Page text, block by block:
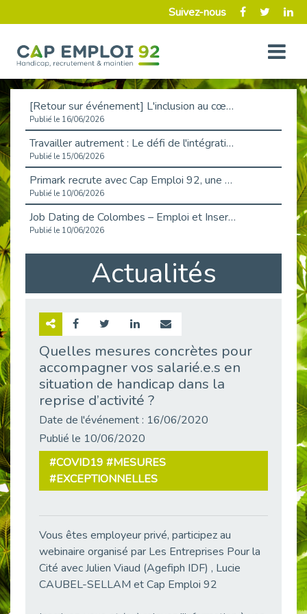
Suivez-nous
[Retour sur événement] L'inclusion au cœur de la Place de l'Emploi à La Défense !
Publié le 16/06/2026
Travailler autrement : Le défi de l'intégration des maladies chroniques en entreprise
Publié le 15/06/2026
Primark recrute avec Cap Emploi 92, une matinée couronnée de succès !
Publié le 10/06/2026
Job Dating de Colombes – Emploi et Insertion
Publié le 10/06/2026
Aborder l'entretien et la situation de handicap en toute confiance
Publié le 09/06/2026
Retour sur l’atelier « Optimiser sa recherche d’emploi »
Emploi & Handicap : Hachette Livre et Cap emploi 92 renforcent leur collaboration
Publié le 02/06/2026
Publié le 30/05/2026
Publié le 22/05/2026
Publié le 21/05/2026
L’alternance : un levier stratégique pour recruter et inclure durablement
Fibromyalgie : Quand la douleur invisible s’invite au bureau
Publié le 12/05/2026
Actualités
Quelles mesures concrètes pour
accompagner vos salarié.e.s en
situation de handicap dans la
reprise d’activité ?
Date de l'événement : 16/06/2020
Publié le 10/06/2020
#COVID19 #MESURES
#EXCEPTIONNELLES
Vous êtes employeur privé, participez au
webinaire organisé par Les Entreprises Pour la
Cité avec Julien Viaud (Agefiph IDF) , Lucie
CAUBEL-SELLAM et Cap Emploi 92